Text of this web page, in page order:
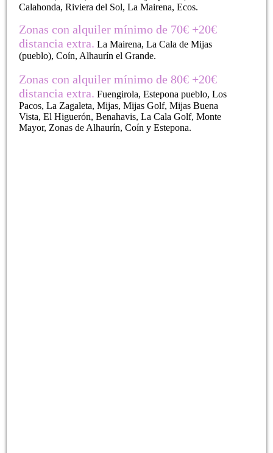
Calahonda, Riviera del Sol, La Mairena, Ecos.
Zonas con alquiler mínimo de 70€ +20€
distancia extra. La Mairena, La Cala de Mijas
(pueblo), Coín, Alhaurín el Grande.
Zonas con alquiler mínimo de 80€ +20€
distancia extra. Fuengirola, Estepona pueblo, Los
Pacos, La Zagaleta, Mijas, Mijas Golf, Mijas Buena
Vista, El Higuerón, Benahavis, La Cala Golf, Monte
Mayor, Zonas de Alhaurín, Coín y Estepona.